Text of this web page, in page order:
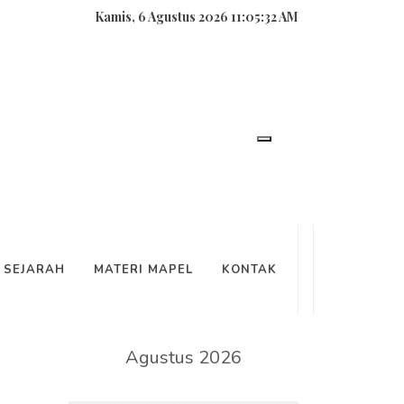
Kamis, 6 Agustus 2026 11:05:32 AM
SEJARAH MATERI MAPEL KONTAK
Agustus 2026